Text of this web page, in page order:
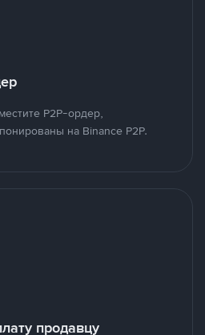
P2P-ордер,
на Binance P2P.
продавцу